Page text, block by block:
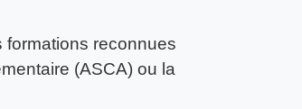
formations reconnues
(ASCA) ou la